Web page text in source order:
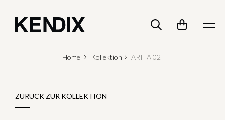
Home Kollektion ARITA 02
ZURÜCK ZUR KOLLEKTION